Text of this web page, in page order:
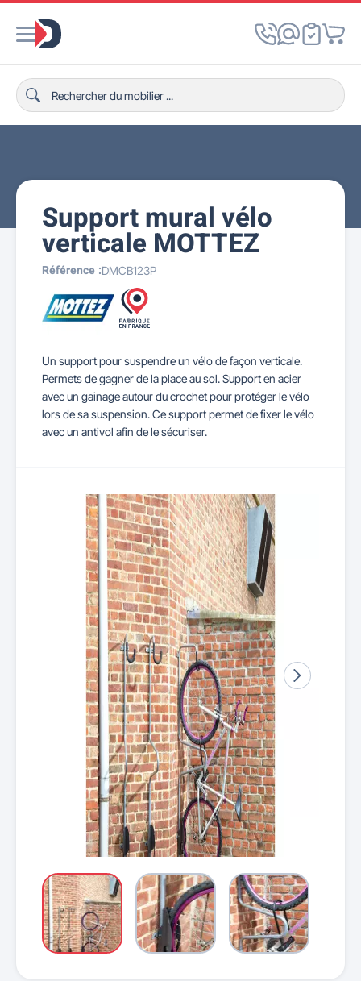
Support mural vélo
verticale MOTTEZ
Référence :DMCB123P
Un support pour suspendre un vélo de façon verticale.
Permets de gagner de la place au sol. Support en acier
avec un gainage autour du crochet pour protéger le vélo
lors de sa suspension. Ce support permet de fixer le vélo
avec un antivol afin de le sécuriser.